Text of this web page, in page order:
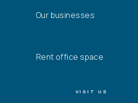
Our businesses
Rent office space
VISIT US